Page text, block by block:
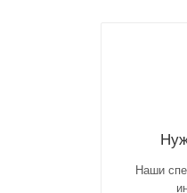
Наши